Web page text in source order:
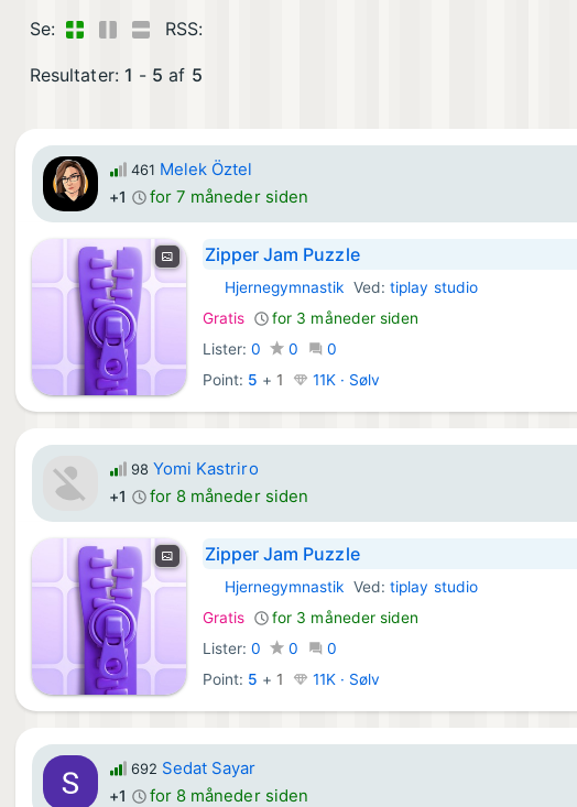
Se: RSS:
Resultater: 1 - 5 af 5
461 Melek Öztel
+1 for 7 måneder siden
Zipper Jam Puzzle
iOS Spil:
Hjernegymnastik Ved:tiplay studio
Gratis
for 3 måneder siden
Lister:0 0
0
Point: 5 + 1 11K · Sølv
98 Yomi Kastriro
+1 for 8 måneder siden
Zipper Jam Puzzle
iOS Spil:
Hjernegymnastik Ved:tiplay studio
Gratis
for 3 måneder siden
Lister:0 0
0
Point: 5 + 1 11K · Sølv
692 Sedat Sayar
+1 for 8 måneder siden